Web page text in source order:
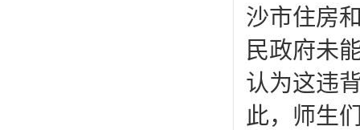
沙市住房
民政府未
认为这违
此，师生